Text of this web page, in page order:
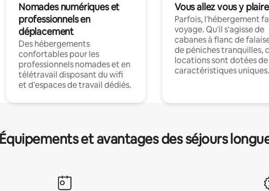
Nomades numériques et
professionnels en
déplacement
Des hébergements
confortables pour les
professionnels nomades et en
télétravail disposant du wifi
et d'espaces de travail dédiés.
Vous allez vous y plaire
Parfois, l'hébergement
voyage. Qu'il s'agisse de
cabanes à flanc de
de péniches tranquilles,
locations sont dotées de
caractéristiques uniques.
Équipements et avantages des séjours